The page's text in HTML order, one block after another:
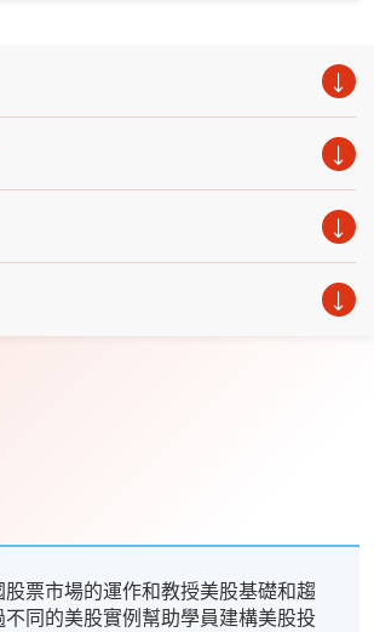
票市場的運作和教授美股基礎和趨
同的美股實例幫助學員建構美股投